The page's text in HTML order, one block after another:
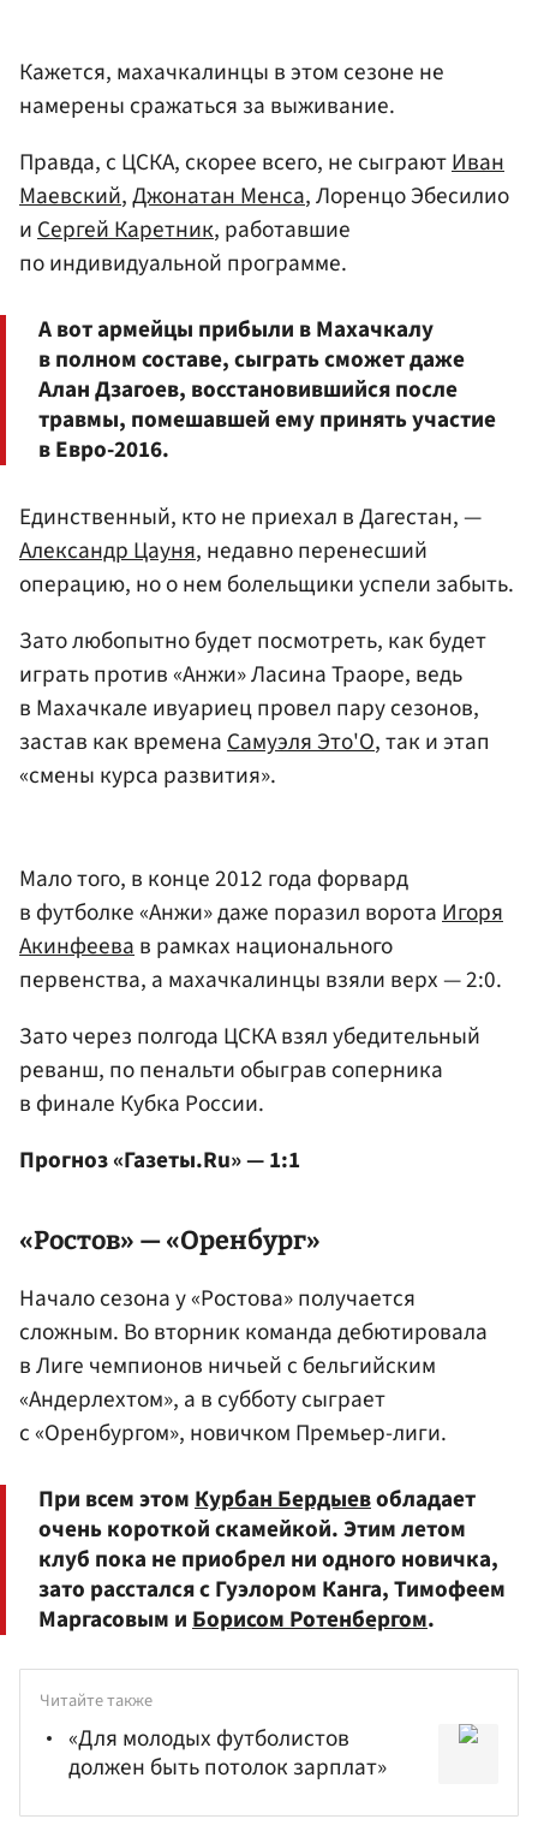
Кажется, махачкалинцы в этом сезоне не
намерены сражаться за выживание.
Правда, с ЦСКА, скорее всего, не сыграютИван
Маевский,Джонатан Менса, Лоренцо Эбесилио
иСергей Каретник, работавшие
по индивидуальной программе.
А вот армейцы прибыли в Махачкалу
в полном составе, сыграть сможет даже
Алан Дзагоев, восстановившийся после
травмы, помешавшей ему принять участие
в Евро-2016.
Единственный, кто не приехал в Дагестан, —
Александр Цауня, недавно перенесший
операцию, но о нем болельщики успели забыть.
Зато любопытно будет посмотреть, как будет
играть против «Анжи» Ласина Траоре, ведь
в Махачкале ивуариец провел пару сезонов,
застав как временаСамуэля Это'О, так и этап
«смены курса развития».
Мало того, в конце 2012 года форвард
в футболке «Анжи» даже поразил воротаИгоря
Акинфеевав рамках национального
первенства, а махачкалинцы взяли верх — 2:0.
Зато через полгода ЦСКА взял убедительный
реванш, по пенальти обыграв соперника
в финале Кубка России.
Прогноз «Газеты.Ru» — 1:1
«Ростов» — «Оренбург»
Начало сезона у «Ростова» получается
сложным. Во вторник команда дебютировала
в Лиге чемпионов ничьей с бельгийским
«Андерлехтом», а в субботу сыграет
с «Оренбургом», новичком Премьер-лиги.
При всем этом Курбан Бердыевобладает
очень короткой скамейкой. Этим летом
клуб пока не приобрел ни одного новичка,
зато расстался с Гуэлором Канга, Тимофеем
Маргасовым и Борисом Ротенбергом.
Читайте также
«Для молодых футболистов
должен быть потолок зарплат»